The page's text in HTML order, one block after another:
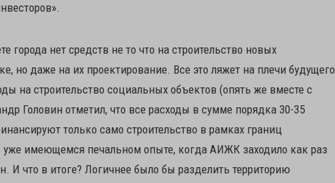
города нет средств не то что на строительство новых
но даже на их проектирование. Все это ляжет на плечи будущего
на строительство социальных объектов (опять же вместе с
Головин отметил, что все расходы в сумме порядка 30-35
только само строительство в рамках границ
уже имеющемся печальном опыте, когда АИЖК заходило как раз
И что в итоге? Логичнее было бы разделить территорию